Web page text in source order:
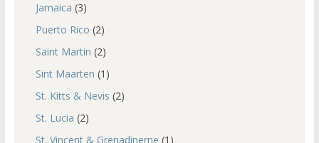
Jamaica (3)
Puerto Rico (2)
Saint Martin (2)
Sint Maarten (1)
St. Kitts & Nevis (2)
St. Lucia (2)
St. Vincent & Grenadinerne (1)